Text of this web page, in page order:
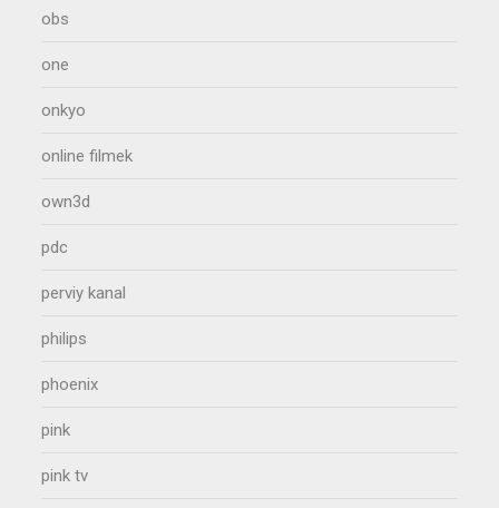
obs
one
onkyo
online filmek
own3d
pdc
perviy kanal
philips
phoenix
pink
pink tv